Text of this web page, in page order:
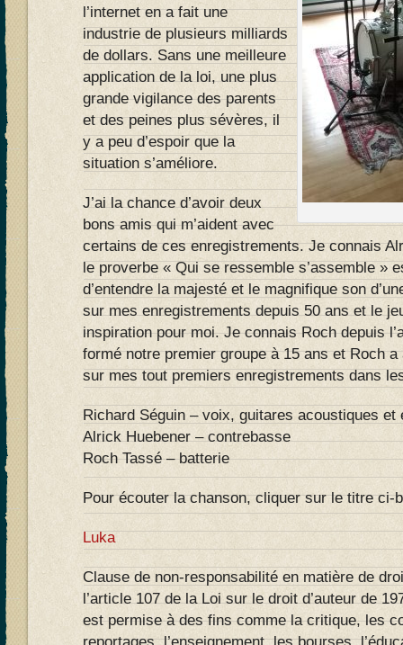
l’internet en a fait une
industrie de plusieurs milliards
de dollars. Sans une meilleure
application de la loi, une plus
grande vigilance des parents
et des peines plus sévères, il
y a peu d’espoir que la
situation s’améliore.
J’ai la chance d’avoir deux
bons amis qui m’aident avec
certains de ces enregistrements. Je connais
le proverbe « Qui se ressemble s’assemble »
d’entendre la majesté et le magnifique son
sur mes enregistrements depuis 50 ans et le
inspiration pour moi. Je connais Roch depuis
formé notre premier groupe à 15 ans et Roch
sur mes tout premiers enregistrements dans
Richard Séguin – voix, guitares acoustiques et
Alrick Huebener – contrebasse
Roch Tassé – batterie
Pour écouter la chanson, cliquer sur le titre ci-
Luka
Clause de non-responsabilité en matière de
l’article 107 de la Loi sur le droit d’auteur de
est permise à des fins comme la critique, les